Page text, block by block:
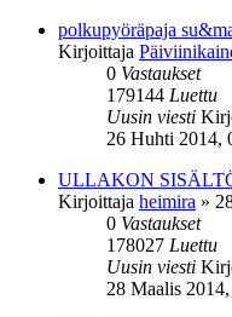
polkupyöräpaja
Kirjoittaja
0 Vastaukset
179144 Luettu
Uusin viesti
26 Huhti 2014,
ULLAKON
Kirjoittaja heimira »
0 Vastaukset
178027 Luettu
Uusin viesti
28 Maalis